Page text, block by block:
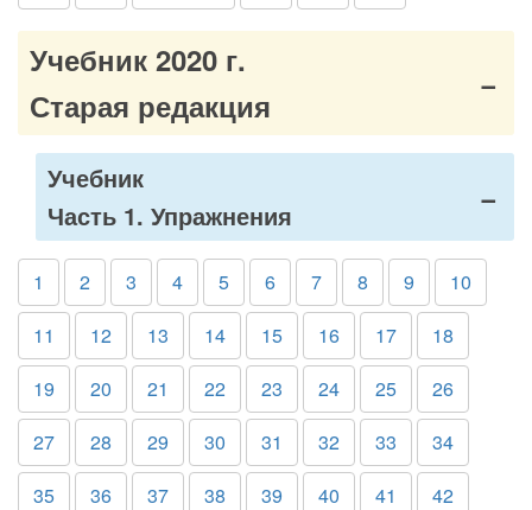
Учебник 2020 г.
Старая редакция
Учебник
Часть 1. Упражнения
1 2 3 4 5 6 7 8 9
10
11
12 13 14 15 16 17
18
19
20 21 22 23 24 25
26
27
28 29 30 31 32 33
34
35
36 37 38 39 40 41
42